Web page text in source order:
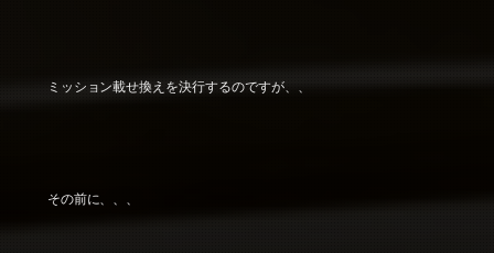
ミッション載せ換えを決行するのですが、、
その前に、、、